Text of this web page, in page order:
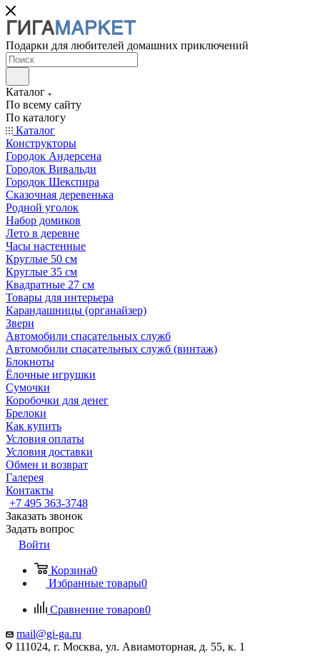
Подарки для любителей домашних приключений
Каталог
По всему сайту
По каталогу
Каталог
Конструкторы
Городок Андерсена
Городок Вивальди
Городок Шекспира
Сказочная деревенька
Родной уголок
Набор домиков
Лето в деревне
Часы настенные
Круглые 50 см
Круглые 35 см
Квадратные 27 см
Товары для интерьера
Карандашницы (органайзер)
Звери
Автомобили спасательных служб
Автомобили спасательных служб (винтаж)
Блокноты
Ёлочные игрушки
Сумочки
Коробочки для денег
Брелоки
Как купить
Условия оплаты
Условия доставки
Обмен и возврат
Галерея
Контакты
+7 495 363-3748
Заказать звонок
Задать вопрос
Войти
Корзина0
Избранные товары0
Сравнение товаров0
mail@gi-ga.ru
111024, г. Москва, ул. Авиамоторная, д. 55, к. 1